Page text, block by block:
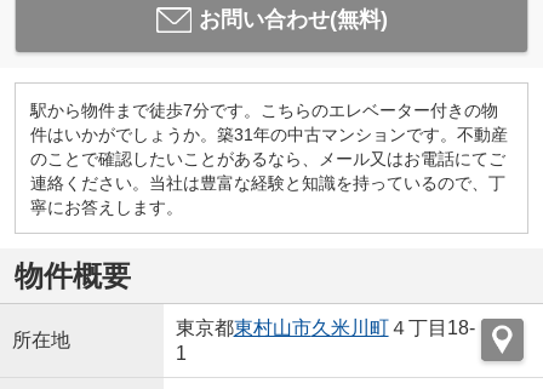
お問い合わせ(無料)
駅から物件まで徒歩7分です。こちらのエレベーター付きの物
件はいかがでしょうか。築31年の中古マンションです。不動産
のことで確認したいことがあるなら、メール又はお電話にてご
連絡ください。当社は豊富な経験と知識を持っているので、丁
寧にお答えします。
物件概要
所在地
東京都東村山市久米川町４丁目18-
1